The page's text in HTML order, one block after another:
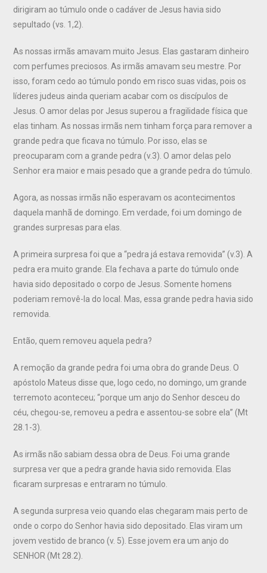
dirigiram ao túmulo onde o cadáver de Jesus havia sido
sepultado (vs. 1,2).
As nossas irmãs amavam muito Jesus. Elas gastaram dinheiro
com perfumes preciosos. As irmãs amavam seu mestre. Por
isso, foram cedo ao túmulo pondo em risco suas vidas, pois os
líderes judeus ainda queriam acabar com os discípulos de
Jesus. O amor delas por Jesus superou a fragilidade física que
elas tinham. As nossas irmãs nem tinham força para remover a
grande pedra que ficava no túmulo. Por isso, elas se
preocuparam com a grande pedra (v.3). O amor delas pelo
Senhor era maior e mais pesado que a grande pedra do túmulo.
Agora, as nossas irmãs não esperavam os acontecimentos
daquela manhã de domingo. Em verdade, foi um domingo de
grandes surpresas para elas.
A primeira surpresa foi que a “pedra já estava removida” (v.3). A
pedra era muito grande. Ela fechava a parte do túmulo onde
havia sido depositado o corpo de Jesus. Somente homens
poderiam removê-la do local. Mas, essa grande pedra havia sido
removida.
Então, quem removeu aquela pedra?
A remoção da grande pedra foi uma obra do grande Deus. O
apóstolo Mateus disse que, logo cedo, no domingo, um grande
terremoto aconteceu; “porque um anjo do Senhor desceu do
céu, chegou-se, removeu a pedra e assentou-se sobre ela” (Mt
28.1-3).
As irmãs não sabiam dessa obra de Deus. Foi uma grande
surpresa ver que a pedra grande havia sido removida. Elas
ficaram surpresas e entraram no túmulo.
A segunda surpresa veio quando elas chegaram mais perto de
onde o corpo do Senhor havia sido depositado. Elas viram um
jovem vestido de branco (v. 5). Esse jovem era um anjo do
SENHOR (Mt 28.2).